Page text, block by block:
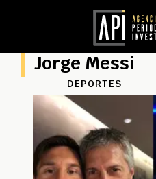
Jorge Messi
DEPORTES